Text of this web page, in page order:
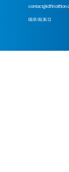
09.81.09.36.12